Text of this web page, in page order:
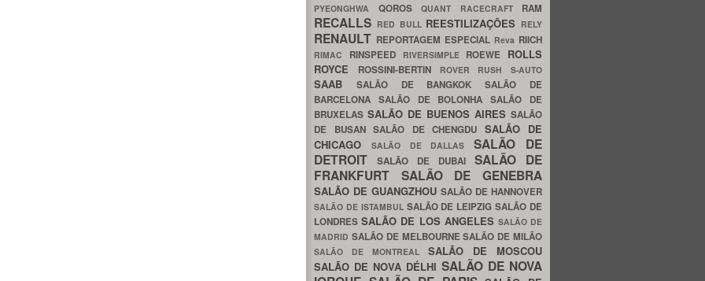
PYEONGHWA QOROS QUANT RACECRAFT RAM
RECALLS RED BULL REESTILIZAÇÕES RELY
RENAULT REPORTAGEM ESPECIAL Reva RIICH
RIMAC RINSPEED RIVERSIMPLE ROEWE ROLLS
ROYCE
ROSSINI-BERTIN ROVER RUSH S-AUTO
SAAB SALÃO DE BANGKOKSALÃO DE
BARCELONA SALÃO DE BOLONHASALÃO DE
BRUXELAS SALÃO DE BUENOS AIRES SALÃO
DE BUSAN SALÃO DE CHENGDU SALÃO DE
CHICAGO
SALÃO DE DALLASSALÃO DE
DETROIT
SALÃO DE DUBAI SALÃO DE
FRANKFURT SALÃO DE GENEBRA
SALÃO DE GUANGZHOU SALÃO DE HANNOVER
SALÃO DE ISTAMBUL SALÃO DE LEIPZIGSALÃO DE
LONDRESSALÃO DE LOS ANGELES SALÃO DE
MADRID SALÃO DE MELBOURNESALÃO DE MILÃO
SALÃO DE MONTREAL SALÃO DE MOSCOU
SALÃO DE NOVA DÉLHI SALÃO DE NOVA